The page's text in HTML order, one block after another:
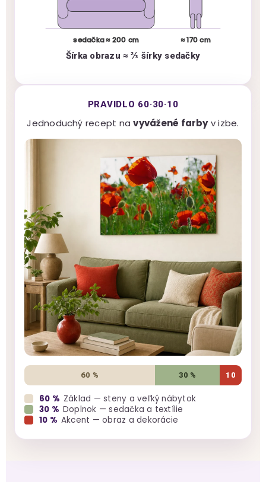
sedačka ≈ 200 cm ≈ 170 cm
Šírka obrazu ≈ ⅔ šírky sedačky
PRAVIDLO 60·30·10
Jednoduchý recept navyvážené farbyv izbe.
60 % 30 % 10
60 % Základ — steny a veľký nábytok
30 % Doplnok — sedačka a textílie
10 % Akcent — obraz a dekorácie